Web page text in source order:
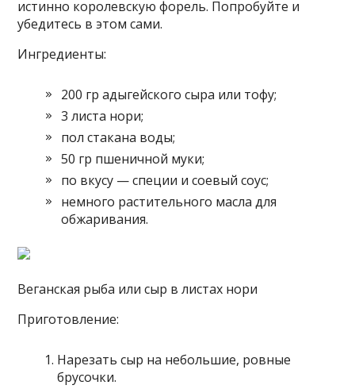
истинно королевскую форель. Попробуйте и
убедитесь в этом сами.
Ингредиенты:
200 гр адыгейского сыра или тофу;
3 листа нори;
пол стакана воды;
50 гр пшеничной муки;
по вкусу — специи и соевый соус;
немного растительного масла для
обжаривания.
Веганская рыба или сыр в листах нори
Приготовление:
Нарезать сыр на небольшие, ровные
брусочки.